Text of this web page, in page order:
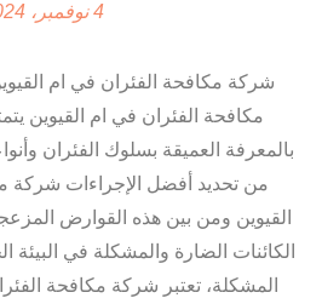
4 نوفمبر، 2024
مكافحة الفئران في ام القيوين
بالمعرفة العميقة بسلوك الفئران
من تحديد أفضل الإجراءات شركة
القيوين ومن بين هذه القوارض
الكائنات الضارة والمشكلة في
المشكلة، تعتبر شركة مكافحة